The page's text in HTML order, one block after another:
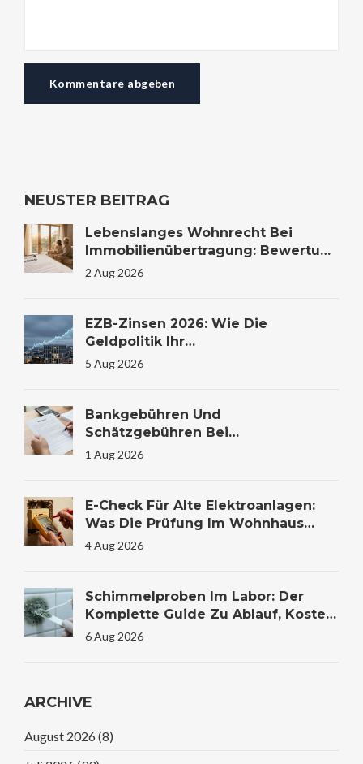
Kommentare abgeben
NEUSTER BEITRAG
Lebenslanges Wohnrecht Bei
Immobilienübertragung: Bewertung
Und Steuer
2 Aug 2026
EZB-Zinsen 2026: Wie Die
Geldpolitik Ihr
Immobilienkaufverhalten
5 Aug 2026
Bankgebühren Und
Schätzgebühren Bei
Immobilienfinanzierung: Kosten
1 Aug 2026
E-Check Für Alte Elektroanlagen:
Was Die Prüfung Im Wohnhaus
Wirklich Kostet Und Warum Sie
4 Aug 2026
Schimmelproben Im Labor: Der
Komplette Guide Zu Ablauf, Kosten
Und Auswertung
6 Aug 2026
ARCHIVE
August 2026 (8)